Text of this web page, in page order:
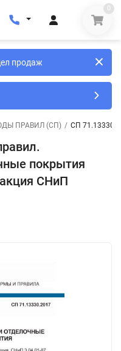
0
продаж
ПРАВИЛ (СП) / СП
покрытия
СНиП